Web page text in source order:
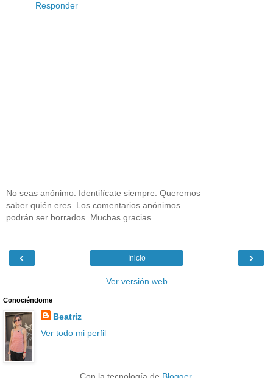
Responder
No seas anónimo. Identifícate siempre. Queremos
saber quién eres. Los comentarios anónimos
podrán ser borrados. Muchas gracias.
‹ ›
Inicio
Ver versión web
Conociéndome
Beatriz
Ver todo mi perfil